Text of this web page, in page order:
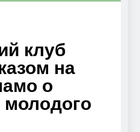
клуб
на
о